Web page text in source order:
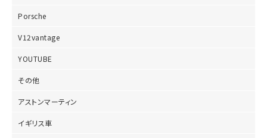
Porsche
V12vantage
YOUTUBE
その他
アストンマーティン
イギリス車